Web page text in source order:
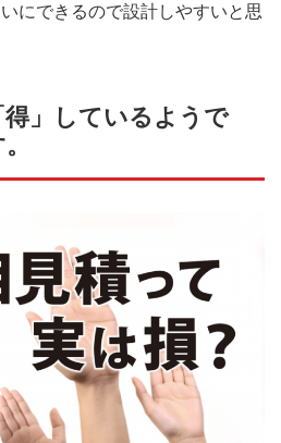
にできるので設計しやすいと思
」しているようで